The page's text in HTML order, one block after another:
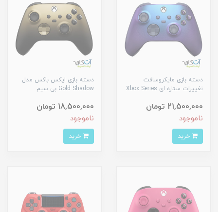
دسته بازی مایکروسافت
تغییرات ستاره ای Xbox Series
21,500,000 تومان
ناموجود
دسته بازی ایکس باکس مدل
Gold Shadow بی سیم
18,500,000 تومان
ناموجود